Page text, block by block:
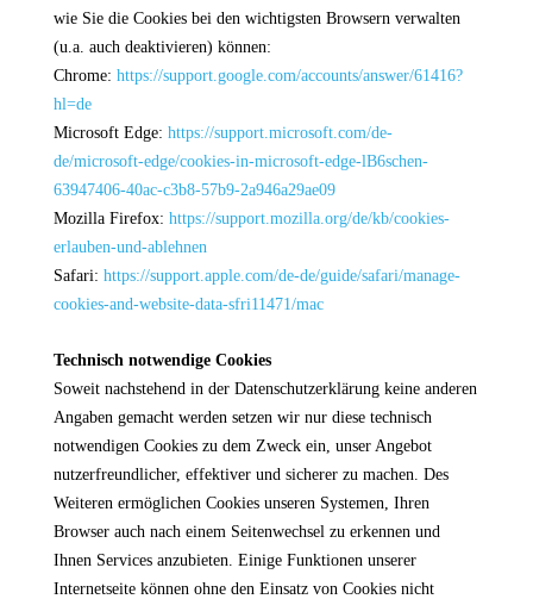
wie Sie die Cookies bei den wichtigsten Browsern verwalten
(u.a. auch deaktivieren) können:
Chrome: https://support.google.com/accounts/answer/61416?
hl=de
Microsoft Edge: https://support.microsoft.com/de-
de/microsoft-edge/cookies-in-microsoft-edge-lB6schen-
63947406-40ac-c3b8-57b9-2a946a29ae09
Mozilla Firefox: https://support.mozilla.org/de/kb/cookies-
erlauben-und-ablehnen
Safari: https://support.apple.com/de-de/guide/safari/manage-
cookies-and-website-data-sfri11471/mac
Technisch notwendige Cookies
Soweit nachstehend in der Datenschutzerklärung keine anderen
Angaben gemacht werden setzen wir nur diese technisch
notwendigen Cookies zu dem Zweck ein, unser Angebot
nutzerfreundlicher, effektiver und sicherer zu machen. Des
Weiteren ermöglichen Cookies unseren Systemen, Ihren
Browser auch nach einem Seitenwechsel zu erkennen und
Ihnen Services anzubieten. Einige Funktionen unserer
Internetseite können ohne den Einsatz von Cookies nicht